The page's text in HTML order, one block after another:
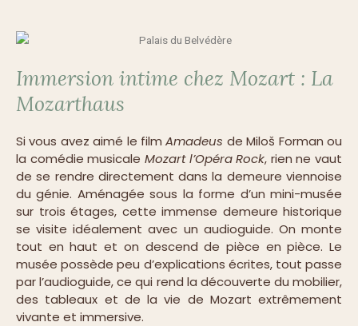
Immersion intime chez Mozart : La
Mozarthaus
Si vous avez aimé le filmAmadeus de Miloš Forman ou
la comédie musicale Mozart l’Opéra Rock, rien ne vaut
de se rendre directement dans la demeure viennoise
du génie. Aménagée sous la forme d’un mini-musée
sur trois étages, cette immense demeure historique
se visite idéalement avec un audioguide. On monte
tout en haut et on descend de pièce en pièce. Le
musée possède peu d’explications écrites, tout passe
par l’audioguide, ce qui rend la découverte du mobilier,
des tableaux et de la vie de Mozart extrêmement
vivante et immersive.